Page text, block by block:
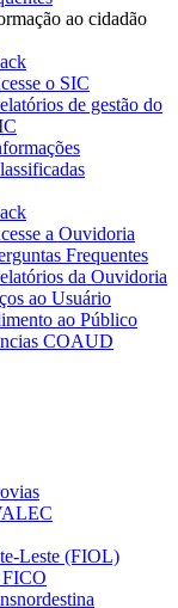
ao cidadão
o SIC
de gestão do
a Ouvidoria
Frequentes
da Ouvidoria
ao Usuário
ao Público
COAUD
Leste (FIOL)
FICO